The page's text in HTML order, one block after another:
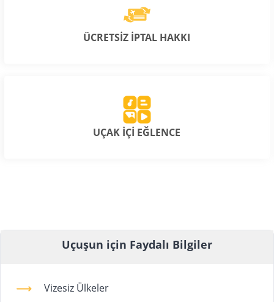
ÜCRETSİZ İPTAL HAKKI
UÇAK İÇİ EĞLENCE
Uçuşun için Faydalı Bilgiler
Vizesiz Ülkeler